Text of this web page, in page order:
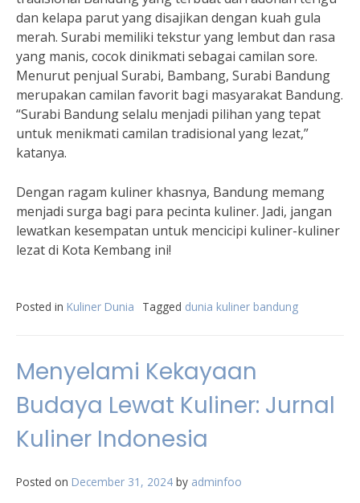
dan kelapa parut yang disajikan dengan kuah gula
merah. Surabi memiliki tekstur yang lembut dan rasa
yang manis, cocok dinikmati sebagai camilan sore.
Menurut penjual Surabi, Bambang, Surabi Bandung
merupakan camilan favorit bagi masyarakat Bandung.
“Surabi Bandung selalu menjadi pilihan yang tepat
untuk menikmati camilan tradisional yang lezat,”
katanya.
Dengan ragam kuliner khasnya, Bandung memang
menjadi surga bagi para pecinta kuliner. Jadi, jangan
lewatkan kesempatan untuk mencicipi kuliner-kuliner
lezat di Kota Kembang ini!
Posted in Kuliner Dunia Tagged dunia kuliner bandung
Menyelami Kekayaan
Budaya Lewat Kuliner: Jurnal
Kuliner Indonesia
Posted on December 31, 2024 by adminfoo